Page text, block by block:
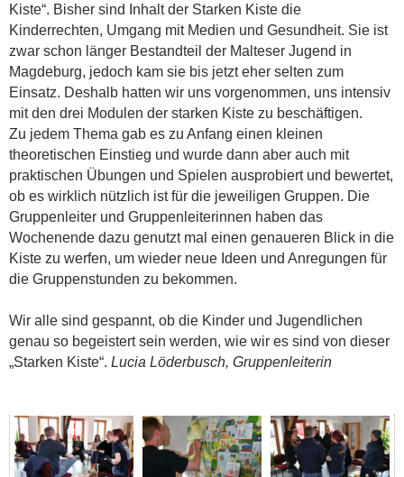
Kiste“. Bisher sind Inhalt der Starken Kiste die
Kinderrechten, Umgang mit Medien und Gesundheit. Sie ist
zwar schon länger Bestandteil der Malteser Jugend in
Magdeburg, jedoch kam sie bis jetzt eher selten zum
Einsatz. Deshalb hatten wir uns vorgenommen, uns intensiv
mit den drei Modulen der starken Kiste zu beschäftigen.
Zu jedem Thema gab es zu Anfang einen kleinen
theoretischen Einstieg und wurde dann aber auch mit
praktischen Übungen und Spielen ausprobiert und bewertet,
ob es wirklich nützlich ist für die jeweiligen Gruppen. Die
Gruppenleiter und Gruppenleiterinnen haben das
Wochenende dazu genutzt mal einen genaueren Blick in die
Kiste zu werfen, um wieder neue Ideen und Anregungen für
die Gruppenstunden zu bekommen.
Wir alle sind gespannt, ob die Kinder und Jugendlichen
genau so begeistert sein werden, wie wir es sind von dieser
„Starken Kiste“. Lucia Löderbusch, Gruppenleiterin